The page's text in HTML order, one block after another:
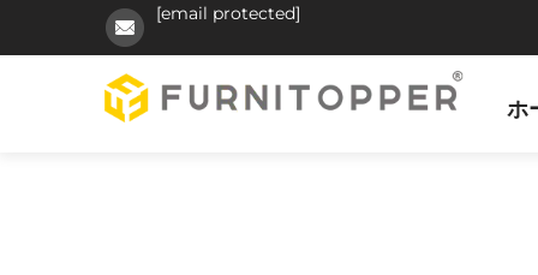
[email protected]
ホ